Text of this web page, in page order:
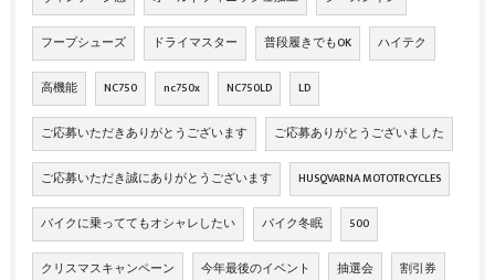
フープシューズ ドライマスター 普段履きでもOK ハイテク
高機能 NC750 nc750x NC750LD LD
ご応募いただきありがとうございます ご応募ありがとうございました
ご応募いただき誠にありがとうございます HUSQVARNA MOTOTRCYCLES
バイクに乗っててもオシャレしたい バイク冬眠 500
クリスマスキャンペーン 今年最後のイベント 抽選会 割引券